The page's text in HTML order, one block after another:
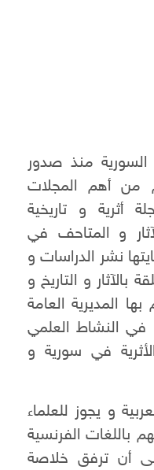
السورية منذ صدور
الأول عام 1951م من أهم المجلات
أثرية و تاريخية
و المتاحف في
نشر الدراسات و
و التاريخ و
المديرية العامة
في النشاط العلمي
في سورية و
و يجوز للعلماء
باللغات الفرنسية
أن ترفق خلاصة